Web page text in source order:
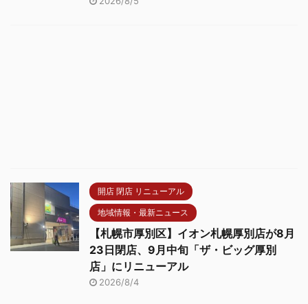
開店 閉店 リニューアル
地域情報・最新ニュース
【札幌市厚別区】イオン札幌厚別店が8月
23日閉店、9月中旬「ザ・ビッグ厚別
店」にリニューアル
2026/8/4